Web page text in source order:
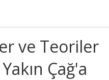
ve Teoriler
Çağ'a